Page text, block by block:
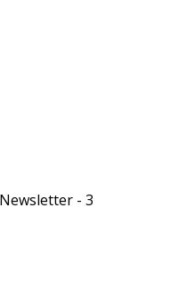
- 3